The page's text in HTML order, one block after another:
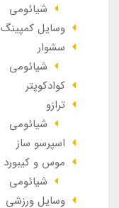
شیائومی
وسایل کمپینگ
سشوار
شیائومی
کوادکوپتر
ترازو
شیائومی
اسپرسو ساز
موس و کیبورد
شیائومی
وسایل ورزشی